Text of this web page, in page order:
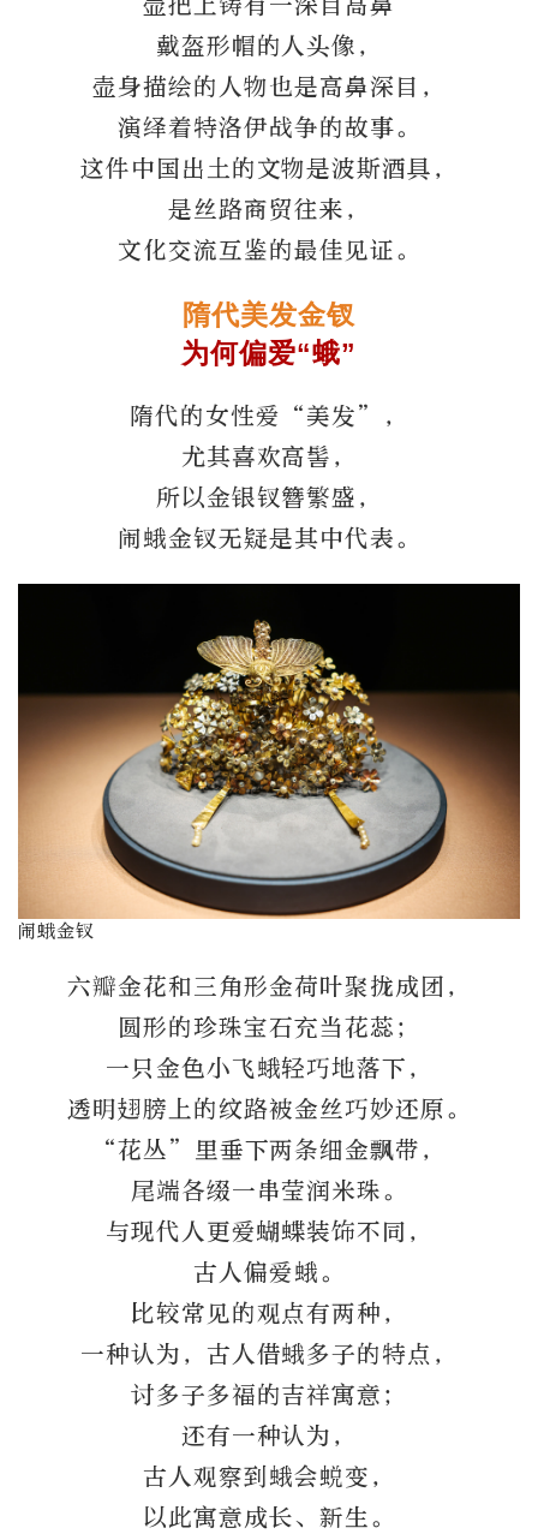
壶把上铸有一深目高鼻
戴盔形帽的人头像，
壶身描绘的人物也是高鼻深目，
演绎着特洛伊战争的故事。
这件中国出土的文物是波斯酒具，
是丝路商贸往来，
文化交流互鉴的最佳见证。
隋代美发金钗
为何偏爱“蛾”
隋代的女性爱“美发”，
尤其喜欢高髻，
所以金银钗簪繁盛，
闹蛾金钗无疑是其中代表。
闹蛾金钗
六瓣金花和三角形金荷叶聚拢成团，
圆形的珍珠宝石充当花蕊；
一只金色小飞蛾轻巧地落下，
透明翅膀上的纹路被金丝巧妙还原。
“花丛”里垂下两条细金飘带，
尾端各缀一串莹润米珠。
与现代人更爱蝴蝶装饰不同，
古人偏爱蛾。
比较常见的观点有两种，
一种认为，古人借蛾多子的特点，
讨多子多福的吉祥寓意；
还有一种认为，
古人观察到蛾会蜕变，
以此寓意成长、新生。